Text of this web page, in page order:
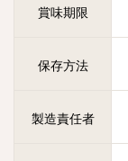
賞味期限
保存方法
製造責任者